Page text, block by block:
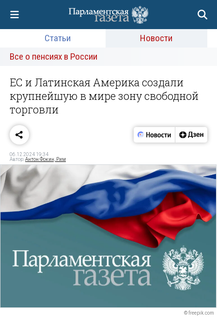
Статьи
Новости
Все о пенсиях в России
ЕС и Латинская Америка создали
крупнейшую в мире зону свободной
торговли
06.12.2024 19:34
Автор:Антон Фокин, Рим
© freepik.com